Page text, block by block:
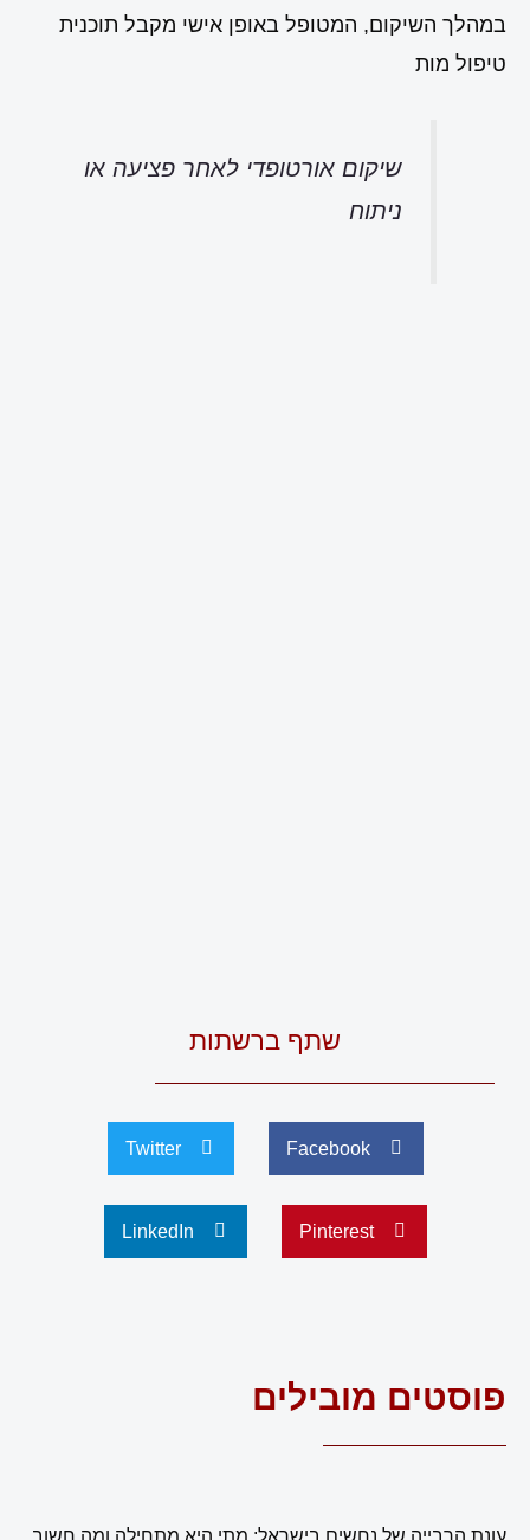
במהלך השיקום, המטופל באופן אישי מקבל תוכנית
טיפול מות
שיקום אורטופדי לאחר פציעה או
ניתוח
שתף ברשתות
Facebook
Twitter
Pinterest
LinkedIn
פוסטים מובילים
עונת הרבייה של נחשים בישראל: מתי היא מתחילה ומה חשוב